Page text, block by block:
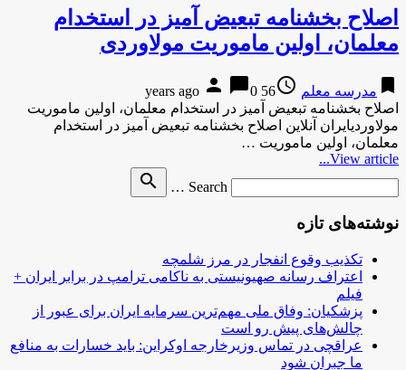
اصلاح بخشنامه تبعیض آمیز در استخدام
معلمان، اولین ماموریت مولاوردی
bookmark مدرسه معلم access_time
56 years ago
person chat_bubble0
اصلاح بخشنامه تبعیض آمیز در استخدام معلمان، اولین ماموریت
مولاوردیایران آنلاین اصلاح بخشنامه تبعیض آمیز در استخدام
معلمان، اولین ماموریت …
View article...
Search …
search
نوشته‌های تازه
تکذیب وقوع انفجار در مرز شلمچه
اعتراف رسانه صهیونیستی به ناکامی ترامپ در برابر ایران +
فیلم
پزشکیان: وفاق ملی مهم‌ترین سرمایه ایران برای عبور از
چالش‌های پیش رو است
عراقچی در تماس وزیرخارجه اوکراین: باید خسارات به منافع
ما جبران شود